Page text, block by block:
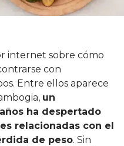
internet sobre cómo
con
Entre ellos aparece
un
ha despertado
relacionadas con el
de peso. Sin